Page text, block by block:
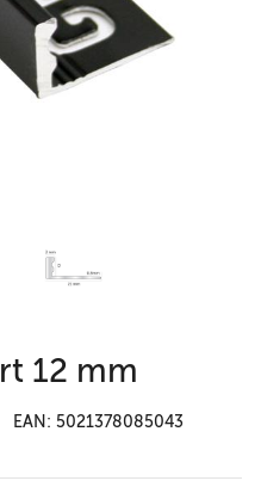
12 mm
EAN: 5021378085043